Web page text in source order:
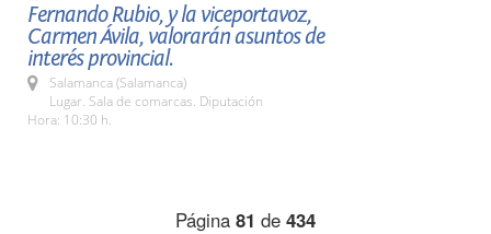
Fernando Rubio, y la viceportavoz,
Carmen Ávila, valorarán asuntos de
interés provincial.
Salamanca (Salamanca)
Lugar. Sala de comarcas. Diputación
Hora: 10:30 h.
Página 81 de 434